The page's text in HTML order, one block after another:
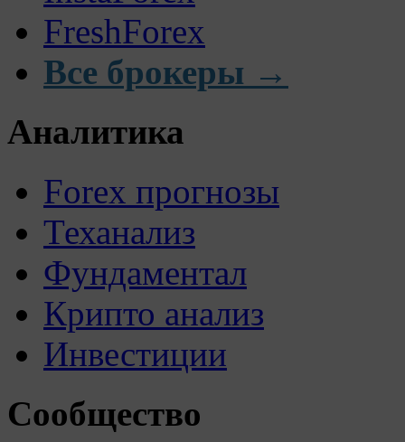
FreshForex
Все брокеры →
Аналитика
Forex прогнозы
Теханализ
Фундаментал
Крипто анализ
Инвестиции
Сообщество